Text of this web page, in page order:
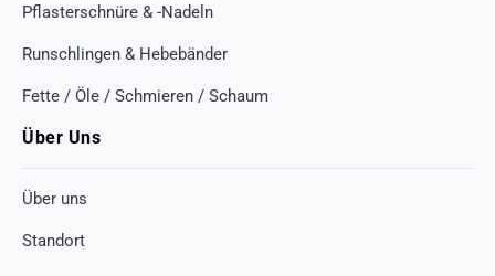
Pflasterschnüre & -Nadeln
Runschlingen & Hebebänder
Fette / Öle / Schmieren / Schaum
Über Uns
Über uns
Standort